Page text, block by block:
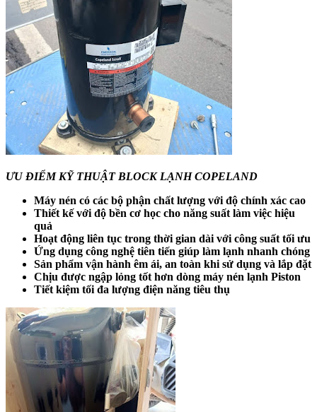
ƯU ĐIỂM KỸ THUẬT BLOCK LẠNH COPELAND
Máy nén có các bộ phận chất lượng với độ chính xác cao
Thiết kế với độ bền cơ học cho năng suất làm việc hiệu
quả
Hoạt động liên tục trong thời gian dài với công suất tối ưu
Ứng dụng công nghệ tiên tiến giúp làm lạnh nhanh chóng
Sản phẩm vận hành êm ái, an toàn khi sử dụng và lắp đặt
Chịu được ngập lỏng tốt hơn dòng máy nén lạnh Piston
Tiết kiệm tối đa lượng điện năng tiêu thụ